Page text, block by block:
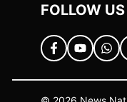
FOLLOW US